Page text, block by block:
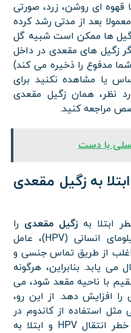
ای روشن، زرد، صورتی
بعد از مدتی رشد کرده
ها ممکن است شبیه گل
زگیل های مقعدی در داخل
مدفوع را ذخیره می کند)
یا مشاهده نکنید برای
نظر، همان زگیل مقعدی
مراجعه کنید.
با دست
به زگیل مقعدی
ابتلا به زگیل مقعدی را
افزایش دهد. زیرا ویروس پاپیلومای انسانی (HPV)، عامل
از طریق تماس جنسی و
یابد. بنابراین، هرگونه
با ناحیه مقعد شود، می
را افزایش دهد. از این رو،
استفاده از کاندوم در
هنگام رابطه مقعدی می تواند خطر انتقال HPV و ابتلا به